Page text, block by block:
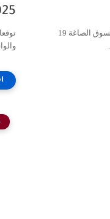
اسعار الذهب في مصر اليوم – تحديث مباشر لسوق الصاغة 19
2025 - بين